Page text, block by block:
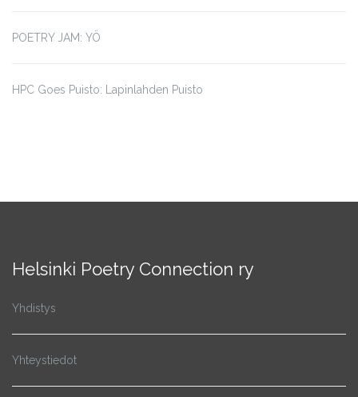
POETRY JAM: YÖ
HPC Goes Puisto: Lapinlahden Puisto
Helsinki Poetry Connection ry
Yhdistys
Yhteystiedot